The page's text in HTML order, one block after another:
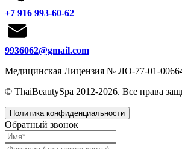
+7 916 993-60-62
9936062@gmail.com
Медицинская Лицензия № ЛО-77-01-
© ThaiBeautySpa 2012-2026. Все права
Политика конфиденциальности
Обратный звонок